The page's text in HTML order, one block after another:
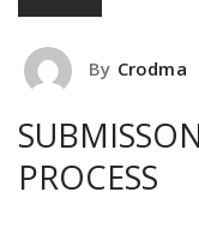
By Crodma
PROCESS